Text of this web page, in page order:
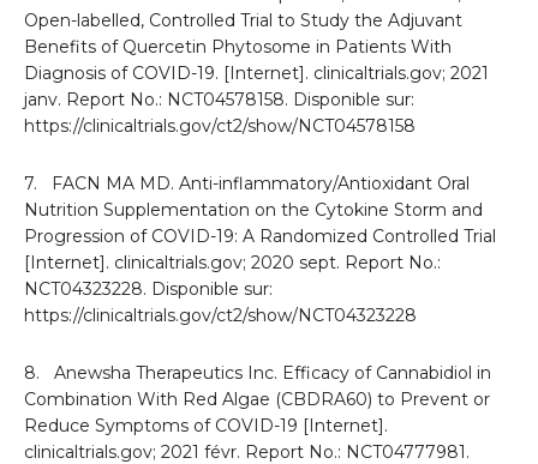
Open-labelled, Controlled Trial to Study the Adjuvant
Benefits of Quercetin Phytosome in Patients With
Diagnosis of COVID-19. [Internet]. clinicaltrials.gov; 2021
janv. Report No.: NCT04578158. Disponible sur:
https://clinicaltrials.gov/ct2/show/NCT04578158
7. FACN MA MD. Anti-inflammatory/Antioxidant Oral
Nutrition Supplementation on the Cytokine Storm and
Progression of COVID-19: A Randomized Controlled Trial
[Internet]. clinicaltrials.gov; 2020 sept. Report No.:
NCT04323228. Disponible sur:
https://clinicaltrials.gov/ct2/show/NCT04323228
8. Anewsha Therapeutics Inc. Efficacy of Cannabidiol in
Combination With Red Algae (CBDRA60) to Prevent or
Reduce Symptoms of COVID-19 [Internet].
clinicaltrials.gov; 2021 févr. Report No.: NCT04777981.